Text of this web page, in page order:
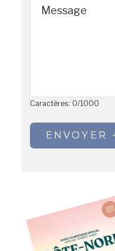
Message
Caractères: 0/1000
ENVOYER